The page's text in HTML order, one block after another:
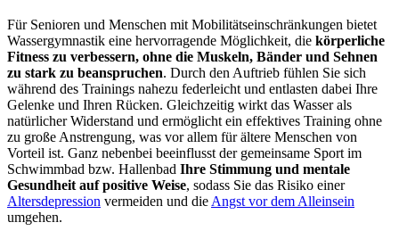
Für Senioren und Menschen mit Mobilitätseinschränkungen bietet
Wassergymnastik eine hervorragende Möglichkeit, die körperliche
Fitness zu verbessern, ohne die Muskeln, Bänder und Sehnen
zu stark zu beanspruchen. Durch den Auftrieb fühlen Sie sich
während des Trainings nahezu federleicht und entlasten dabei Ihre
Gelenke und Ihren Rücken. Gleichzeitig wirkt das Wasser als
natürlicher Widerstand und ermöglicht ein effektives Training ohne
zu große Anstrengung, was vor allem für ältere Menschen von
Vorteil ist. Ganz nebenbei beeinflusst der gemeinsame Sport im
Schwimmbad bzw. Hallenbad Ihre Stimmung und mentale
Gesundheit auf positive Weise, sodass Sie das Risiko einer
Altersdepression vermeiden und die Angst vor dem Alleinsein
umgehen.